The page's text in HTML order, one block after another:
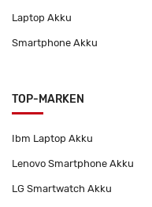
Laptop Akku
Smartphone Akku
TOP-MARKEN
Ibm Laptop Akku
Lenovo Smartphone Akku
LG Smartwatch Akku